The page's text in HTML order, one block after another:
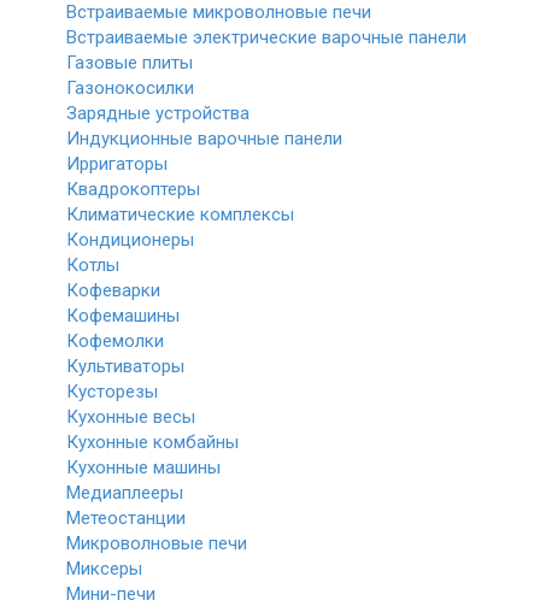
Встраиваемые микроволновые печи
Встраиваемые электрические варочные панели
Газовые плиты
Газонокосилки
Зарядные устройства
Индукционные варочные панели
Ирригаторы
Квадрокоптеры
Климатические комплексы
Кондиционеры
Котлы
Кофеварки
Кофемашины
Кофемолки
Культиваторы
Кусторезы
Кухонные весы
Кухонные комбайны
Кухонные машины
Медиаплееры
Метеостанции
Микроволновые печи
Миксеры
Мини-печи